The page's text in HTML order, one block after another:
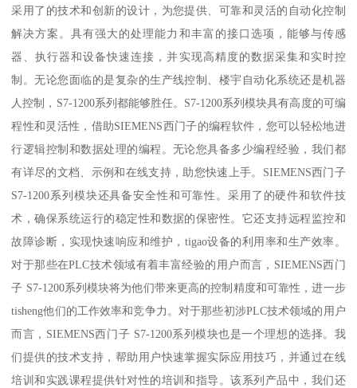
采用了的技术和创新的设计，为您提供、可靠和灵活的自动化控制
解决方案。具有强大的处理能力和丰富的接口选项，能够与传感
器、执行器和设备快速连接，并实现高精度的数据采集和实时控
制。无论您面临的是复杂的生产线控制、楼宇自动化系统还是机器
人控制，S7-1200系列都能够胜任。S7-1200系列模块具有高度的可编
程性和灵活性，借助SIEMENS西门子的编程软件，您可以轻松地进
行逻辑控制和数据处理的编程。无论您具备多少编程经验，我们都
有详尽的文档、示例和在线支持，助您快速上手。SIEMENS西门子
S7-1200系列模块还具备安全性和可靠性。采用了的硬件和软件技
术，确保系统运行的稳定性和数据的保密性。它还支持远程监控和
故障诊断，实现快速响应和维护，tigao设备的利用率和生产效率。
对于那些在PLC技术领域有着丰富经验的用户而言，SIEMENS西门
子 S7-1200系列模块将为他们带来更高的控制精度和可靠性，进一步
tisheng他们的工作效率和竞争力。对于那些初涉PLC技术领域的用户
而言，SIEMENS西门子 S7-1200系列模块也是一个理想的选择。我
们提供的技术支持，帮助用户快速掌握实际应用技巧，并通过在线
培训和实践课程提供针对性的培训和指导。该系列产品中，我们还